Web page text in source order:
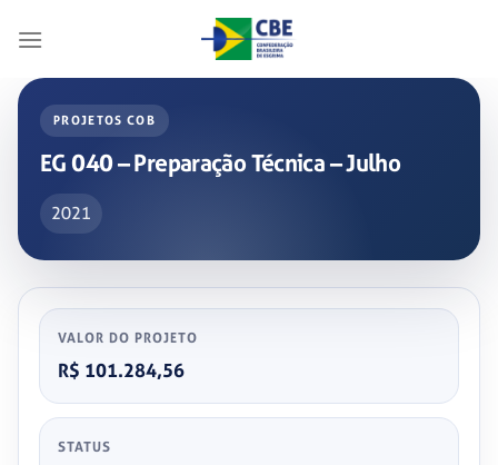
PROJETOS COB
EG 040 – Preparação Técnica – Julho
2021
VALOR DO PROJETO
R$ 101.284,56
STATUS